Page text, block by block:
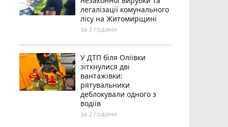
легалізації комунального
лісу на Житомирщині
за 3 години
У ДТП біля Оліївки
зіткнулися дві
вантажівки:
рятувальники
деблокували одного з
водіїв
за 2 години